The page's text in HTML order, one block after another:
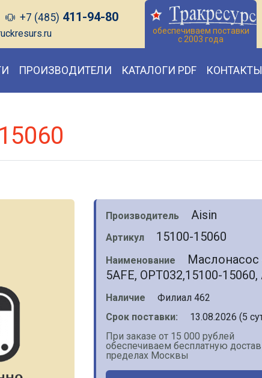
+7 (485) 411-94-80
обеспечиваем поставки
с 2003 года
ПРОИЗВОДИТЕЛИ КАТАЛОГИ PDF КОНТАКТЫ
Производитель Aisin
Артикул 15100-15060
Наименование
Маслонасос
5AFE, OPT032,15100-15060,
Наличие
Филиал 462
Срок поставки:
13.08.2026 (5
При заказе от 15 000 рублей
обеспечиваем бесплатную
пределах Москвы